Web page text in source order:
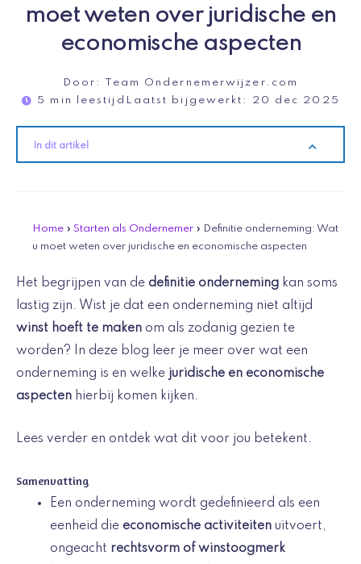
moet weten over juridische en
economische aspecten
Door:
Team Ondernemerwijzer.com
5 min leestijd Laatst bijgewerkt: 20 dec 2025
In dit artikel
Home » Starten als Ondernemer » Definitie onderneming: Wat
u moet weten over juridische en economische aspecten
Het begrijpen van de definitie onderneming kan soms
lastig zijn. Wist je dat een onderneming niet altijd
winst hoeft te maken om als zodanig gezien te
worden? In deze blog leer je meer over wat een
onderneming is en welke juridische en economische
aspecten hierbij komen kijken.
Lees verder en ontdek wat dit voor jou betekent.
Samenvatting
Een onderneming wordt gedefinieerd als een
eenheid die economische activiteiten uitvoert,
ongeacht rechtsvorm of winstoogmerk